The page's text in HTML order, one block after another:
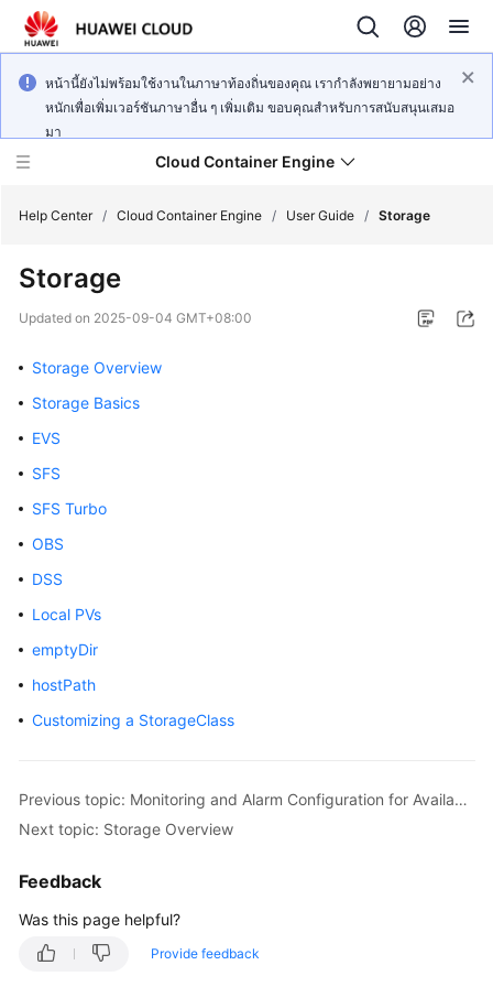
หน้านี้ยังไม่พร้อมใช้งานในภาษาท้องถิ่นของคุณ เรากำลังพยายามอย่าง
หนักเพื่อเพิ่มเวอร์ชันภาษาอื่น ๆ เพิ่มเติม ขอบคุณสำหรับการสนับสนุนเสมอ
มา
Cloud Container Engine
New
Product
Bulletin
Overview
Kubernetes
Basics
Getting
Started
Guide
API
Reference
Help Center / Cloud Container Engine / User Guide / Storage
Storage
Updated on 2025-09-04 GMT+08:00
Storage Overview
Storage Basics
EVS
SFS
SFS Turbo
OBS
DSS
Local PVs
emptyDir
hostPath
Customizing a StorageClass
Previous topic: Monitoring and Alarm Configuration for Available IP Addresses of Subnets Associated with Clusters
Next topic: Storage Overview
Feedback
Was this page helpful?
Provide feedback